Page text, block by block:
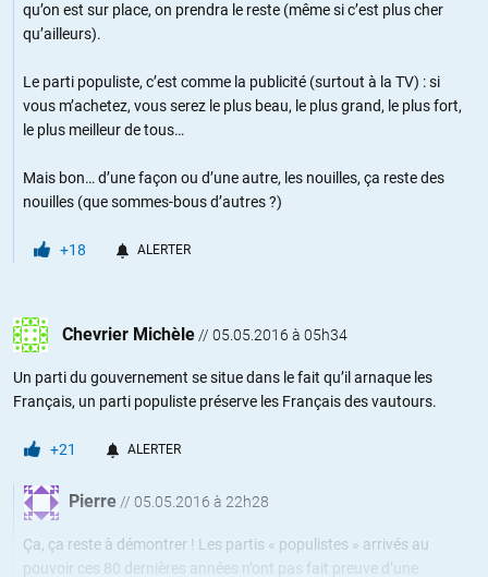
qu’on est sur place, on prendra le reste (même si c’est plus cher
qu’ailleurs).
Le parti populiste, c’est comme la publicité (surtout à la TV) : si
vous m’achetez, vous serez le plus beau, le plus grand, le plus fort,
le plus meilleur de tous…
Mais bon… d’une façon ou d’une autre, les nouilles, ça reste des
nouilles (que sommes-bous d’autres ?)
+18 ALERTER
Chevrier Michèle // 05.05.2016 à 05h34
Un parti du gouvernement se situe dans le fait qu’il arnaque les
Français, un parti populiste préserve les Français des vautours.
+21 ALERTER
Pierre // 05.05.2016 à 22h28
Ça, ça reste à démontrer ! Les partis « populistes » arrivés au
pouvoir ces 80 dernières années n’ont pas fait preuve d’une